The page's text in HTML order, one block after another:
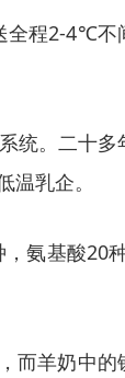
程2-4℃
。二十
乳企。
氨基酸
羊奶中